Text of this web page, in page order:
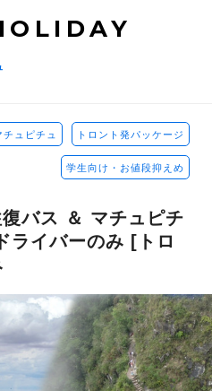
ュピチュ トロント発パッケージ
学生向け・お値段抑えめ
バス ＆ マチュピチ
ライバーのみ [トロ